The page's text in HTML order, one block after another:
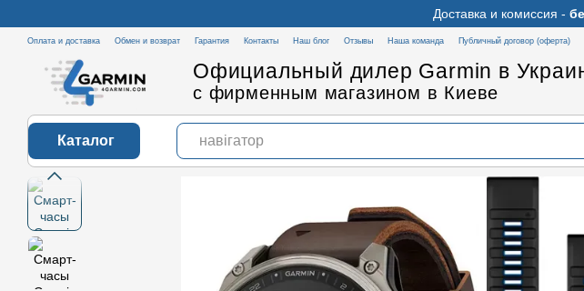
Доставка и комиссия -
Оплата и доставка Обмен и возврат Гарантия Контакты Наш блог Отзывы Наша команда Публичный договор (оферта)
Официальный дилер Garmin в
с фирменным магазином в Киеве
Каталог